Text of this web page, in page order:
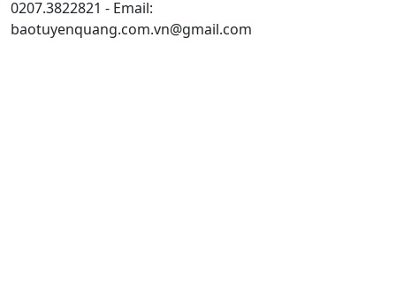
0207.3822821 - Email:
baotuyenquang.com.vn@gmail.com